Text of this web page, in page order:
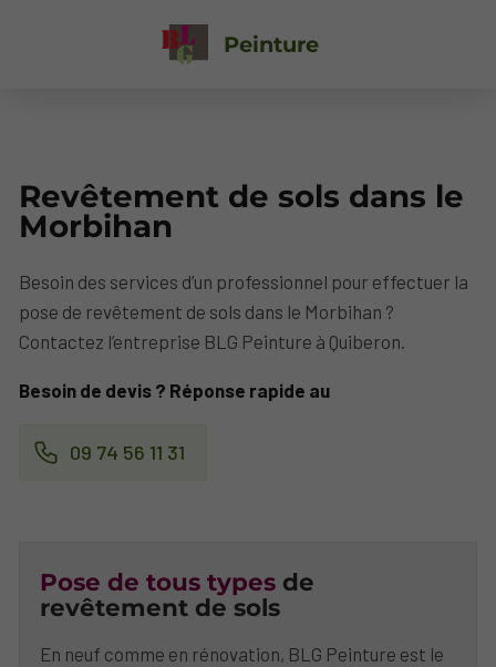
Peinture
Revêtement de sols dans le
Morbihan
Besoin des services d’un professionnel pour effectuer la
pose de revêtement de sols dans le Morbihan ?
Contactez l’entreprise BLG Peinture à Quiberon.
Besoin de devis ? Réponse rapide au
09 74 56 11 31
Pose de tous types de
revêtement de sols
En neuf comme en rénovation, BLG Peinture est le